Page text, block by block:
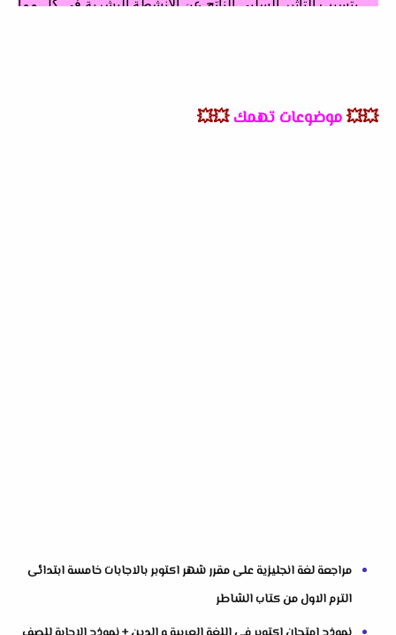
💥💥موضوعات تهمك 💥💥
مراجعة لغة انجليزية على مقرر شهر اكتوبر بالاجابات خامسة ابتدائى
الترم الاول من كتاب الشاطر